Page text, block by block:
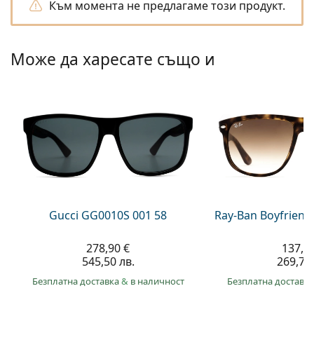
Persol
Всички марки
Към момента не предлагаме този продукт.
Може да харесате също и
Gucci GG0010S 001 58
278,90 €
545,50 лв.
Безплатна доставка& в наличност
Ray-Ban
Безплатна